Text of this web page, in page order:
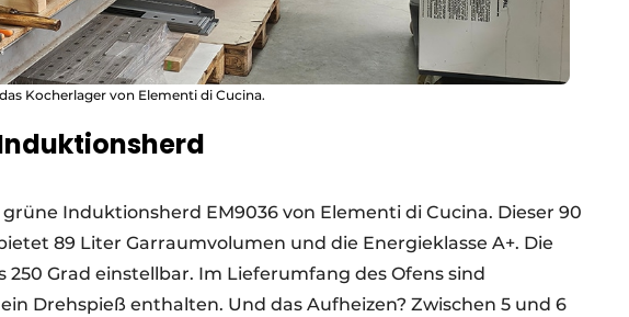
Kocherlager von Elementi di Cucina.
Induktionsherd EM9036 von Elementi di Cucina. Dieser 90
89 Liter Garraumvolumen und die Energieklasse A+. Die
250 Grad einstellbar. Im Lieferumfang des Ofens sind
Drehspieß enthalten. Und das Aufheizen? Zwischen 5 und 6